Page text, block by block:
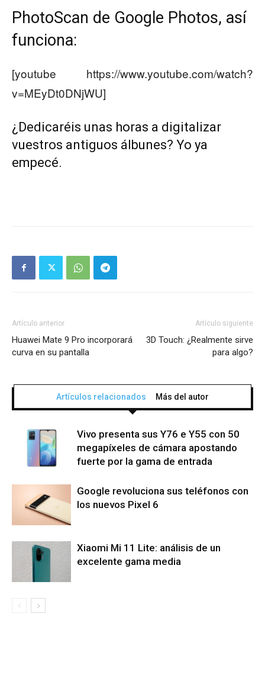
PhotoScan de Google Photos, así
funciona:
[youtube https://www.youtube.com/watch?
v=MEyDt0DNjWU]
¿Dedicaréis unas horas a digitalizar
vuestros antiguos álbunes? Yo ya
empecé.
Artículo anterior
Huawei Mate 9 Pro incorporará
curva en su pantalla
Artículo siguiente
3D Touch: ¿Realmente sirve
para algo?
Artículos relacionados Más del autor
Vivo presenta sus Y76 e Y55 con 50
megapíxeles de cámara apostando
fuerte por la gama de entrada
Google revoluciona sus teléfonos con
los nuevos Pixel 6
Xiaomi Mi 11 Lite: análisis de un
excelente gama media